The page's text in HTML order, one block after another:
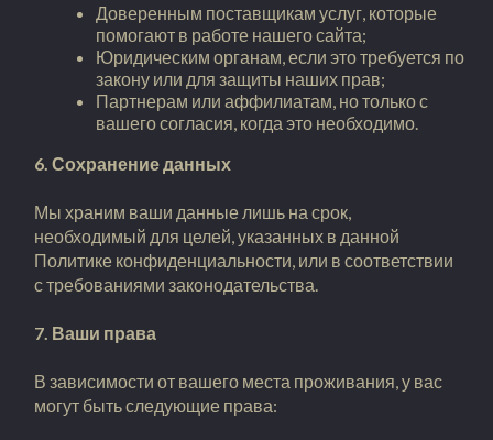
Доверенным поставщикам услуг, которые
помогают в работе нашего сайта;
Юридическим органам, если это требуется по
закону или для защиты наших прав;
Партнерам или аффилиатам, но только с
вашего согласия, когда это необходимо.
6. Сохранение данных
Мы храним ваши данные лишь на срок,
необходимый для целей, указанных в данной
Политике конфиденциальности, или в соответствии
с требованиями законодательства.
7. Ваши права
В зависимости от вашего места проживания, у вас
могут быть следующие права: